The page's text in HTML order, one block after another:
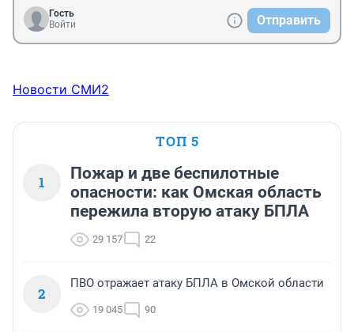
Гость
Войти
Отправить
Новости СМИ2
ТОП 5
1
Пожар и две беспилотные
опасности: как Омская область
пережила вторую атаку БПЛА
29 157 22
2
ПВО отражает атаку БПЛА в Омской области
19 045 90